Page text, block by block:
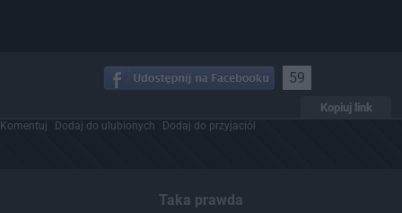
59
Kopiuj link
Komentuj Dodaj do ulubionych Dodaj do przyjaciół
Taka prawda